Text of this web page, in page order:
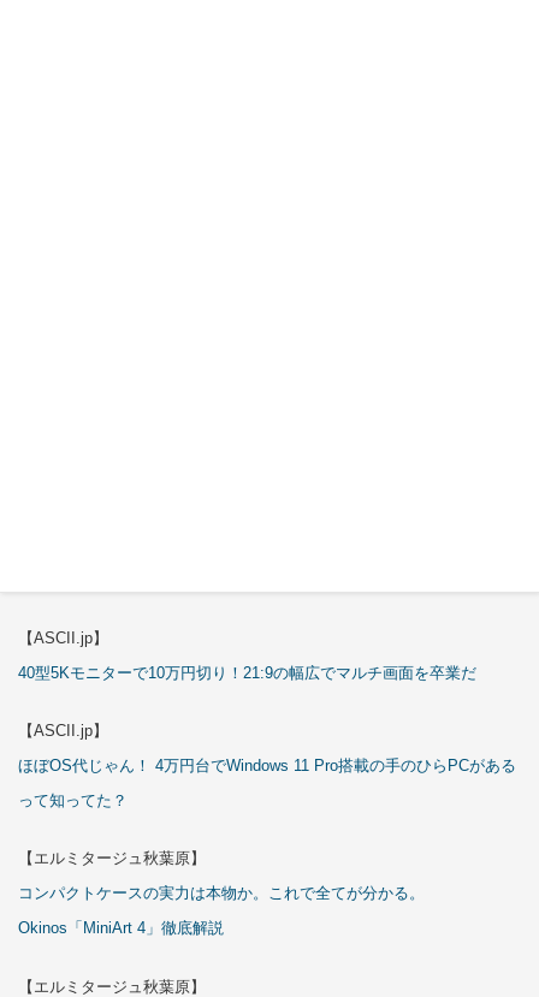
【ASCII.jp】
40型5Kモニターで10万円切り！21:9の幅広でマルチ画面を卒業だ
【ASCII.jp】
ほぼOS代じゃん！ 4万円台でWindows 11 Pro搭載の手のひらPCがある
って知ってた？
【エルミタージュ秋葉原】
コンパクトケースの実力は本物か。これで全てが分かる。
Okinos「MiniArt 4」徹底解説
【エルミタージュ秋葉原】